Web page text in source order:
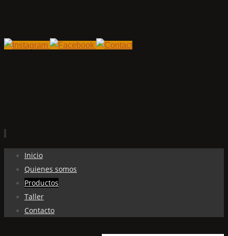
contenido
Inicio
Quienes somos
Productos
Taller
Contacto